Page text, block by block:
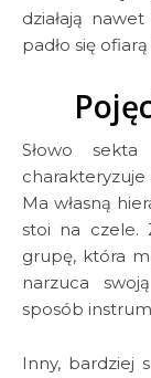
działają
padło się
Słowo
Ma własną
stoi na czele.
grupę, która
narzuca
sposób
Inny, bardziej